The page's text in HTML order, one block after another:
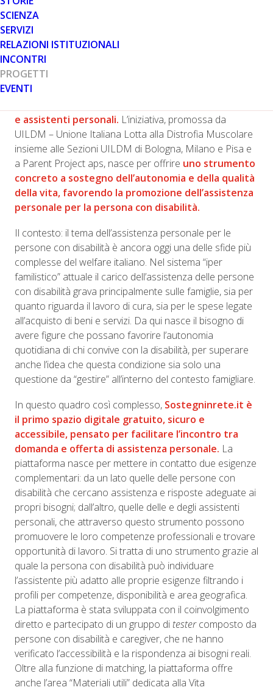
SCIENZA
SERVIZI
RELAZIONI ISTITUZIONALI
INCONTRI
PROGETTI
EVENTI
Milano, 21 ottobre 2025
nella Sala Alessi di Palazzo Marino a Milano
Sostegninrete.it
e assistenti personali. L’iniziativa, promossa da
UILDM – Unione Italiana Lotta alla Distrofia Muscolare
insieme alle Sezioni UILDM di Bologna, Milano e Pisa e
a Parent Project aps, nasce per offrire uno strumento
concreto a sostegno dell’autonomia e della qualità
della vita, favorendo la promozione dell’assistenza
personale per la persona con disabilità.
Il contesto: il tema dell’assistenza personale per le
persone con disabilità è ancora oggi una delle sfide più
complesse del welfare italiano. Nel sistema “iper
familistico” attuale il carico dell’assistenza delle persone
con disabilità grava principalmente sulle famiglie, sia per
quanto riguarda il lavoro di cura, sia per le spese legate
all’acquisto di beni e servizi. Da qui nasce il bisogno di
avere figure che possano favorire l’autonomia
quotidiana di chi convive con la disabilità, per superare
anche l’idea che questa condizione sia solo una
questione da “gestire” all’interno del contesto famigliare.
In questo quadro così complesso, Sostegninrete.it è
il primo spazio digitale gratuito, sicuro e
accessibile, pensato per facilitare l’incontro tra
domanda e offerta di assistenza personale. La
piattaforma nasce per mettere in contatto due esigenze
complementari: da un lato quelle delle persone con
disabilità che cercano assistenza e risposte adeguate ai
propri bisogni; dall’altro, quelle delle e degli assistenti
personali, che attraverso questo strumento possono
promuovere le loro competenze professionali e trovare
opportunità di lavoro. Si tratta di uno strumento grazie al
quale la persona con disabilità può individuare
l’assistente più adatto alle proprie esigenze filtrando i
profili per competenze, disponibilità e area geografica.
La piattaforma è stata sviluppata con il coinvolgimento
diretto e partecipato di un gruppo di testercomposto da
persone con disabilità e caregiver, che ne hanno
verificato l’accessibilità e la rispondenza ai bisogni reali.
Oltre alla funzione di matching, la piattaforma offre
anche l’area “Materiali utili” dedicata alla Vita